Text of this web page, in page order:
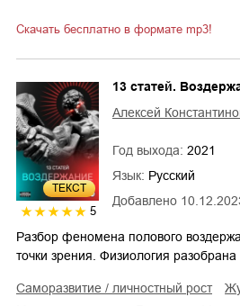
Скачать бесплатно в формате mp3!
ТЕКСТ
5
Добавлено
13 статей.
Алексей
Год выхода: 2021
Язык: Русский
Разбор феномена полового
точки зрения. Физиология разобрана
саморазвитие / личностный рост